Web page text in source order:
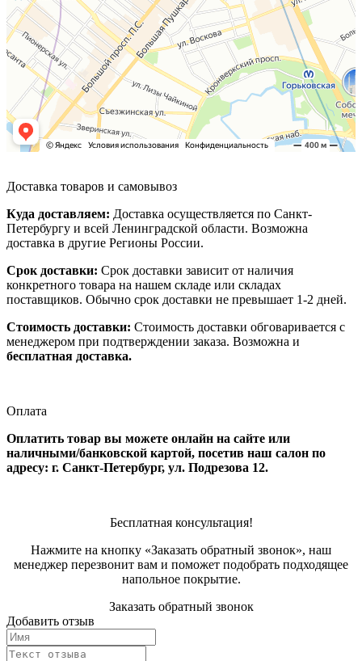
Доставка товаров и самовывоз
Куда доставляем: Доставка осуществляется по Санкт-
Петербургу и всей Ленинградской области. Возможна
доставка в другие Регионы России.
Срок доставки: Срок доставки зависит от наличия
конкретного товара на нашем складе или складах
поставщиков. Обычно срок доставки не превышает 1-2 дней.
Стоимость доставки: Стоимость доставки обговаривается с
менеджером при подтверждении заказа. Возможна и
бесплатная доставка.
Оплата
Оплатить товар вы можете онлайн на сайте или
наличными/банковской картой, посетив наш салон по
адресу: г. Санкт-Петербург, ул. Подрезова 12.
Бесплатная консультация!
Нажмите на кнопку «Заказать обратный звонок», наш
менеджер перезвонит вам и поможет подобрать подходящее
напольное покрытие.
Заказать обратный звонок
Добавить отзыв